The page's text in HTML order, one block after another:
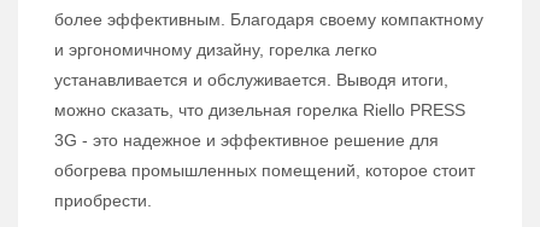
более эффективным. Благодаря своему компактному
и эргономичному дизайну, горелка легко
устанавливается и обслуживается. Выводя итоги,
можно сказать, что дизельная горелка Riello PRESS
3G - это надежное и эффективное решение для
обогрева промышленных помещений, которое стоит
приобрести.